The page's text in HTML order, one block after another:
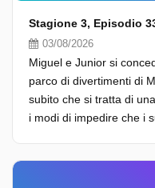
Stagione 3, Episodio
03/08/2026
Miguel e Junior si
parco di divertimenti di
subito che si tratta di
i modi di impedire che i